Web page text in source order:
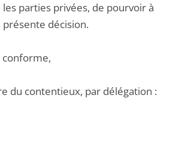
parties privées, de pourvoir à
présente décision.
du contentieux, par délégation :